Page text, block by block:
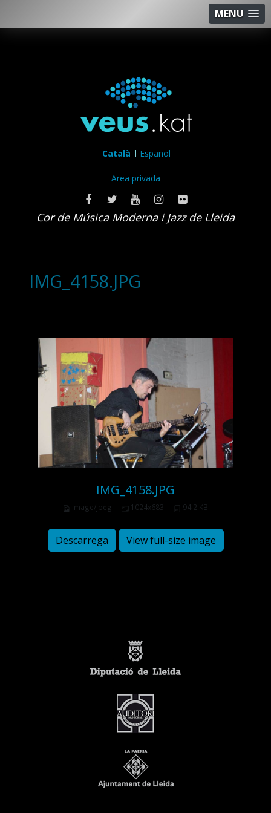
MENU
Català Español
Area privada
Cor de Música Moderna i Jazz de Lleida
IMG_4158.JPG
IMG_4158.JPG
image/jpeg 1024x683 94.2 KB
Descarrega View full-size image